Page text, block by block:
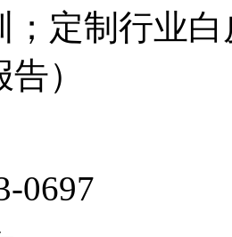
；定制行业
）
0697